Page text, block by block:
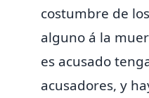
costumbre de
alguno á la
es acusado
acusadores, y